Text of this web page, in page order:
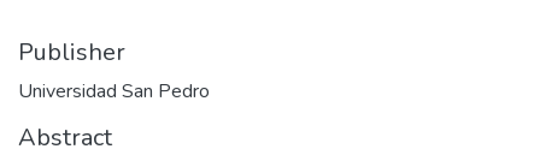
Publisher
Universidad San Pedro
Abstract